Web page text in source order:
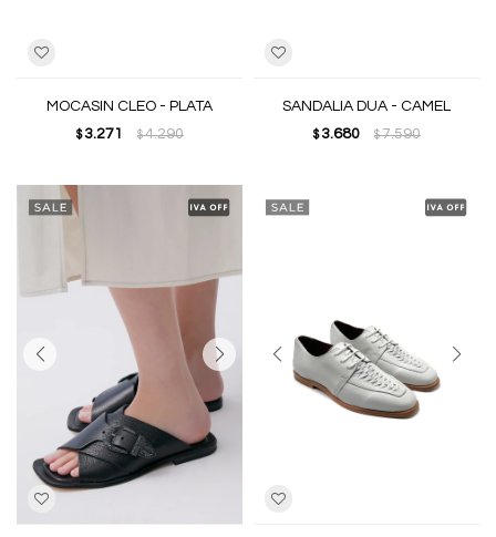
MOCASIN CLEO - PLATA
$ 3.271 $4.290
SANDALIA DUA - CAMEL
$ 3.680 $7.590